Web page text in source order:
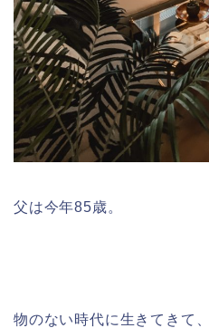
父は今年85歳。
物のない時代に生きてきて